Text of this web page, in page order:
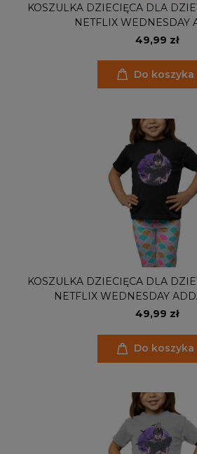
KOSZULKA DZIECIĘCA DLA
NETFLIX WEDNESDAY
49,99 zł
Do koszyka
KOSZULKA DZIECIĘCA DLA
NETFLIX WEDNESDAY
49,99 zł
Do koszyka